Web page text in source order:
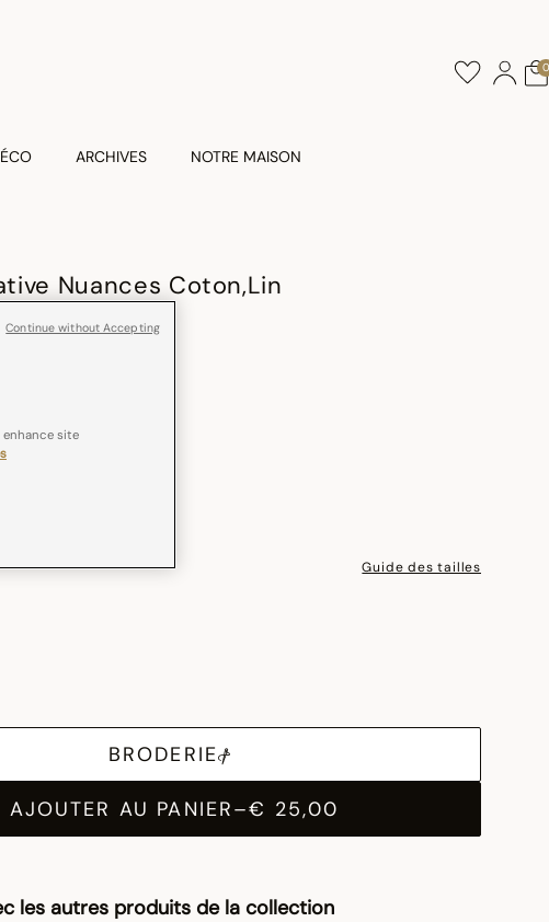
0
ARCHIVES NOTRE MAISON
Nuances Coton,Lin
Guide des tailles
BRODERIE
AJOUTER AU PANIER–€ 25,00
les autres produits de la collection
enhance site
Continue without Accepting